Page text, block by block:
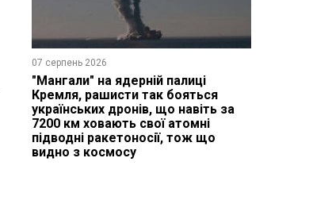
07 серпень 2026
"Мангали" на ядерній палиці
Кремля, рашисти так бояться
українських дронів, що навіть за
7200 км ховають свої атомні
підводні ракетоносії, тож що
видно з космосу